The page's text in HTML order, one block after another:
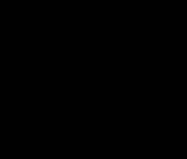
咤风云的人物，最终命运，将会怎样？ 如今，
的、原始的历史档案，我们不禁扼腕叹息：原来